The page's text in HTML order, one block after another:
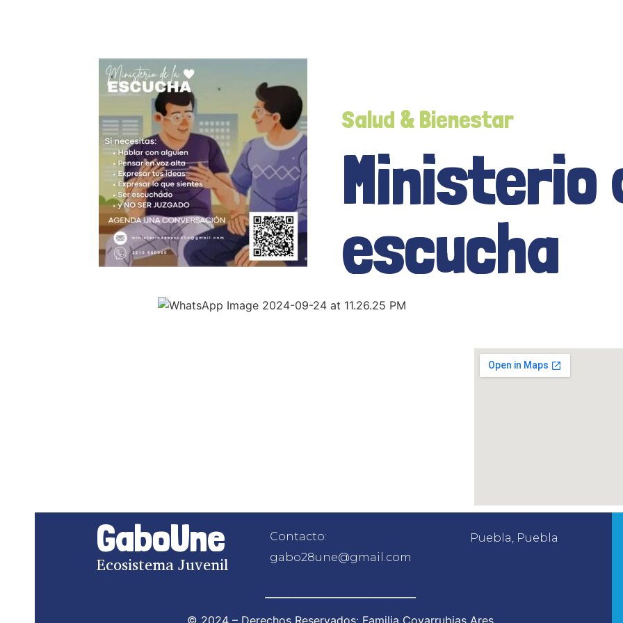
Salud & Bienestar
Ministerio
escucha
GaboUne
Ecosistema Juvenil
Contacto:
gabo28une@gmail.com
Puebla, Puebla
© 2024 – Derechos Reservados: Familia Covarrubias Ares